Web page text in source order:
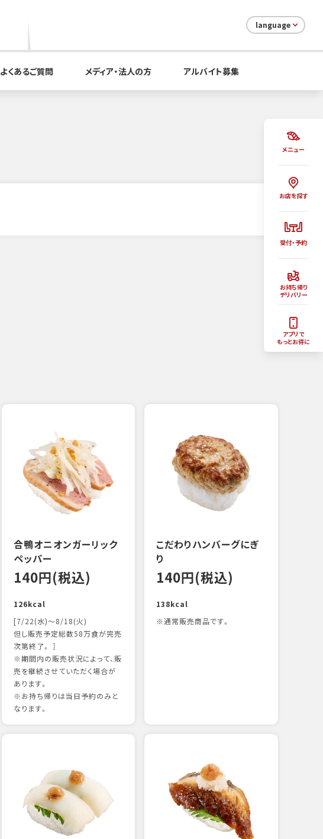
メニュー
お店を探す
受付・予約
お持ち帰り
デリバリー
アプリで
もっとお得に
language
よくあるご質問 メディア・法人の方 アルバイト募集
合鴨オニオンガーリック
ペッパー
140円(税込)
126kcal
[7/22(水)～8/18(火)
但し販売予定総数58万食が完売
次第終了。 ］
※期間内の販売状況によって、販
売を継続させていただく場合が
あります。
※お持ち帰りは当日予約のみと
なります。
こだわりハンバーグにぎ
り
140円(税込)
138kcal
※通常販売商品です。